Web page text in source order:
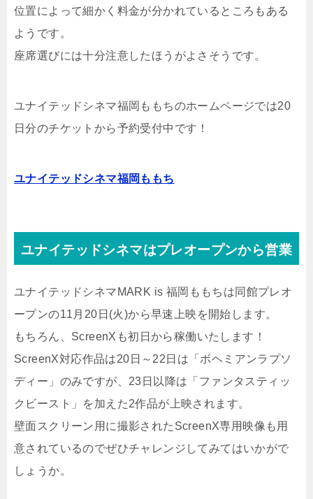
位置によって細かく料金が分かれているところもある
ようです。
座席選びには十分注意したほうがよさそうです。
ユナイテッドシネマ福岡ももちのホームページでは20
日分のチケットから予約受付中です！
ユナイテッドシネマ福岡ももち
ユナイテッドシネマはプレオープンから営業
ユナイテッドシネマMARK is 福岡ももちは同館プレオ
ープンの11月20日(火)から早速上映を開始します。
もちろん、ScreenXも初日から稼働いたします！
ScreenX対応作品は20日～22日は「ボヘミアンラプソ
ディー」のみですが、23日以降は「ファンタスティッ
クビースト」を加えた2作品が上映されます。
壁面スクリーン用に撮影されたScreenX専用映像も用
意されているのでぜひチャレンジしてみてはいかがで
しょうか。